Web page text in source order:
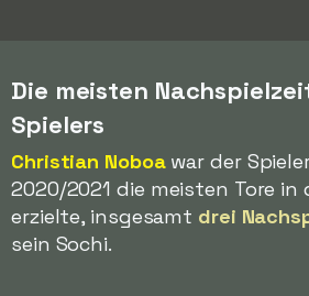
Die meisten
Spielers
Christian Noboawar der
2020/2021 die meisten Tore in
erzielte, insgesamt drei
sein Sochi.